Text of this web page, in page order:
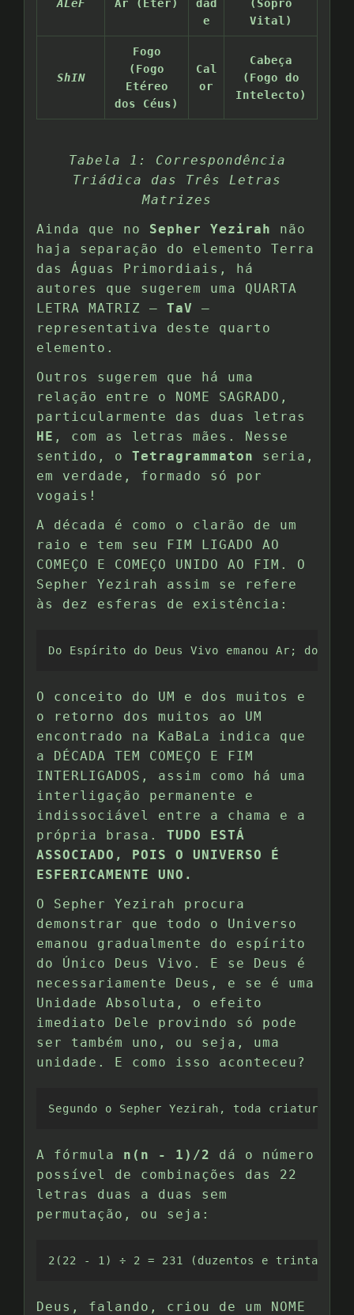
ALeF Ar (Éter)
dad
e
(Sopro
Vital)
ShIN
Fogo
(Fogo
Etéreo
dos Céus)
Cal
or
Cabeça
(Fogo do
Intelecto)
Tabela 1: Correspondência
Triádica das Três Letras
Matrizes
Ainda que no Sepher Yezirah
não
haja separação do elemento Terra
das Águas Primordiais, há
autores que sugerem uma QUARTA
LETRA MATRIZ – TaV
–
representativa deste quarto
elemento.
Outros sugerem que há uma
relação entre o NOME SAGRADO,
particularmente das duas letras
HE , com as letras mães. Nesse
sentido, o Tetragrammaton
seria,
em verdade, formado só por
vogais!
A década é como o clarão de um
raio e tem seu FIM LIGADO AO
COMEÇO E COMEÇO UNIDO AO FIM. O
Sepher Yezirah assim se refere
às dez esferas de existência:
Do Espírito do Deus Vivo emanou Ar; do
O conceito do UM e dos muitos e
o retorno dos muitos ao UM
encontrado na KaBaLa indica que
a DÉCADA TEM COMEÇO E FIM
INTERLIGADOS, assim como há uma
interligação permanente e
indissociável entre a chama e a
própria brasa. TUDO ESTÁ
ASSOCIADO, POIS O UNIVERSO É
ESFERICAMENTE UNO.
O Sepher Yezirah procura
demonstrar que todo o Universo
emanou gradualmente do espírito
do Único Deus Vivo. E se Deus é
necessariamente Deus, e se é uma
Unidade Absoluta, o efeito
imediato Dele provindo só pode
ser também uno, ou seja, uma
unidade. E como isso aconteceu?
Segundo o Sepher Yezirah, toda criatura e toda
A fórmula n(n - 1)/2
dá o número
possível de combinações das 22
letras duas a duas sem
permutação, ou seja:
2(22 - 1) ÷ 2 = 231 (duzentos e trinta e
Deus, falando, criou de um NOME